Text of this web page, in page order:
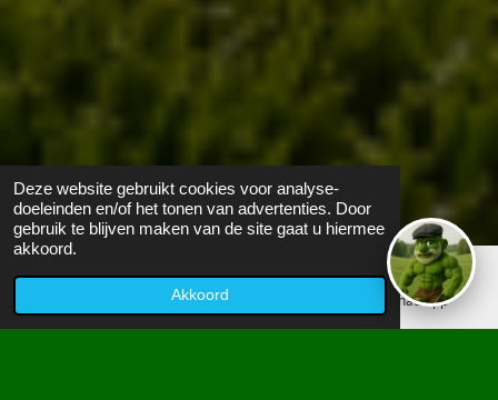
Deze website gebruikt cookies voor analyse-
doeleinden en/of het tonen van advertenties. Door
gebruik te blijven maken van de site gaat u hiermee
akkoord.
AkkoordTelefoonnummer WhatsApp